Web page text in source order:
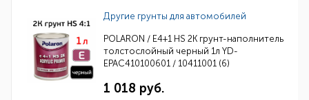
Другие грунты для автомобилей
POLARON / E4+1 HS 2K грунт-наполнитель
толстослойный черный 1л YD-
EPAC410100601 / 10411001 (6)
1 018 руб.